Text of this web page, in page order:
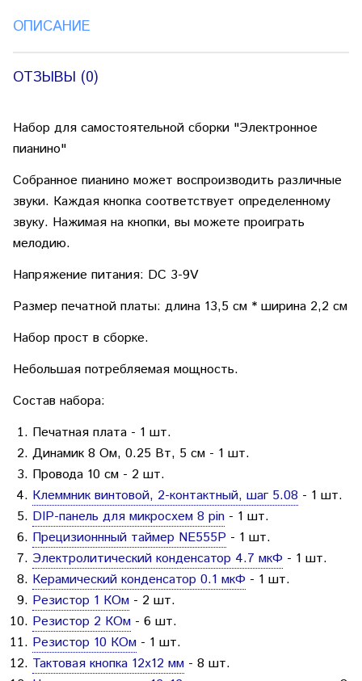
ОПИСАНИЕ
ОТЗЫВЫ (0)
Набор для самостоятельной сборки "Электронное
пианино"
Собранное пианино может воспроизводить различные
звуки. Каждая кнопка соответствует определенному
звуку. Нажимая на кнопки, вы можете проиграть
мелодию.
Напряжение питания: DC 3-9V
Размер печатной платы: длина 13,5 см * ширина 2,2 см
Набор прост в сборке.
Небольшая потребляемая мощность.
Состав набора:
Печатная плата - 1 шт.
Динамик 8 Ом, 0.25 Вт, 5 см - 1 шт.
Провода 10 см - 2 шт.
Клеммник винтовой, 2-контактный, шаг 5.08 - 1 шт.
DIP-панель для микросхем 8 pin - 1 шт.
Прецизионнный таймер NE555P - 1 шт.
Электролитический конденсатор 4.7 мкФ - 1 шт.
Керамический конденсатор 0.1 мкФ - 1 шт.
Резистор 1 КОм - 2 шт.
Резистор 2 КОм - 6 шт.
Резистор 10 КОм - 1 шт.
Тактовая кнопка 12х12 мм - 8 шт.